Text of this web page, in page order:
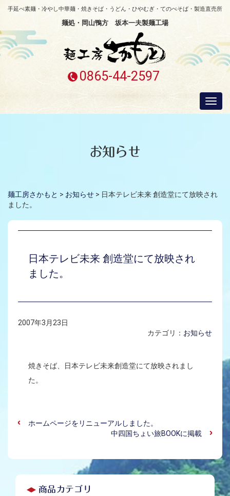
手延べ素麺・冷やし中華麺・焼きそば・うどん・ひやむぎ・てのべそば・製造直売所
麺処・岡山鴨方 坂本一夫製麺工場
0865-44-2597
お知らせ
麺工房さかもと > お知らせ > 日本テレビ未来 創造堂にて放映され
ました。
日本テレビ未来 創造堂にて放映され
ました。
2007年3月23日
カテゴリ： お知らせ
焼きそば、日本テレビ未来創造堂にて放映されまし
た。
ホームページをリニューアルしました。
中四国ちょい旅BOOKに掲載
商品カテゴリ